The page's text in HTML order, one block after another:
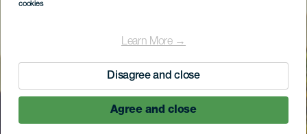
cookies
Learn More →
Disagree and close
Agree and close